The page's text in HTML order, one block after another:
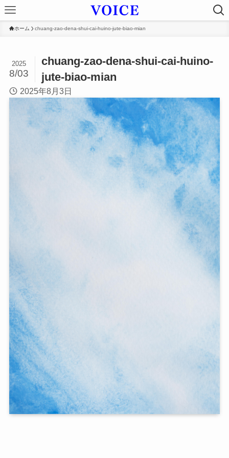
ホーム chuang-zao-dena-shui-cai-huino-jute-biao-mian
chuang-zao-dena-shui-cai-huino-
jute-biao-mian
2025
8/03
2025年8月3日